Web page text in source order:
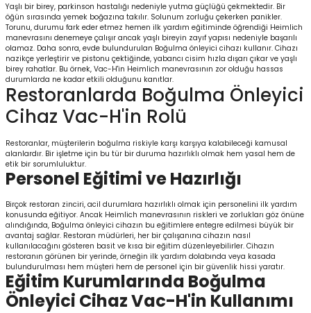
Yaşlı bir birey, parkinson hastalığı nedeniyle yutma güçlüğü çekmektedir. Bir
öğün sırasında yemek boğazına takılır. Solunum zorluğu çekerken panikler.
Torunu, durumu fark eder etmez hemen ilk yardım eğitiminde öğrendiği Heimlich
manevrasını denemeye çalışır ancak yaşlı bireyin zayıf yapısı nedeniyle başarılı
olamaz. Daha sonra, evde bulundurulan Boğulma önleyici cihazı kullanır. Cihazı
nazikçe yerleştirir ve pistonu çektiğinde, yabancı cisim hızla dışarı çıkar ve yaşlı
birey rahatlar. Bu örnek, Vac-H'in Heimlich manevrasının zor olduğu hassas
durumlarda ne kadar etkili olduğunu kanıtlar.
Restoranlarda Boğulma Önleyici
Cihaz Vac-H'in Rolü
Restoranlar, müşterilerin boğulma riskiyle karşı karşıya kalabileceği kamusal
alanlardır. Bir işletme için bu tür bir duruma hazırlıklı olmak hem yasal hem de
etik bir sorumluluktur.
Personel Eğitimi ve Hazırlığı
Birçok restoran zinciri, acil durumlara hazırlıklı olmak için personelini ilk yardım
konusunda eğitiyor. Ancak Heimlich manevrasının riskleri ve zorlukları göz önüne
alındığında, Boğulma önleyici cihazın bu eğitimlere entegre edilmesi büyük bir
avantaj sağlar. Restoran müdürleri, her bir çalışanına cihazın nasıl
kullanılacağını gösteren basit ve kısa bir eğitim düzenleyebilirler. Cihazın
restoranın görünen bir yerinde, örneğin ilk yardım dolabında veya kasada
bulundurulması hem müşteri hem de personel için bir güvenlik hissi yaratır.
Eğitim Kurumlarında Boğulma
Önleyici Cihaz Vac-H'in Kullanımı